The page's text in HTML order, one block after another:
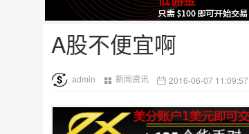
A股不便宜啊
admin 新闻资讯 2016-06-07 11:09:57